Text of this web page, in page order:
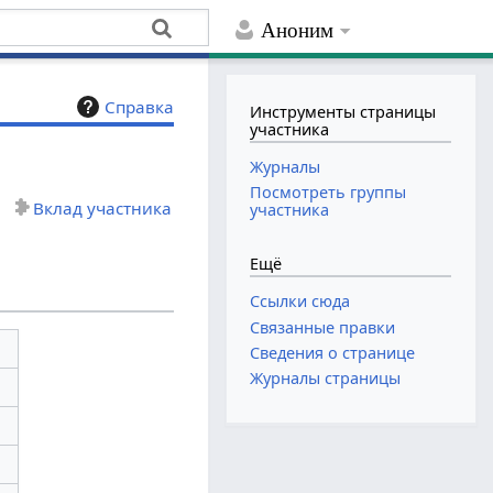
Аноним
Справка
Вклад участника
Инструменты страницы
участника
Журналы
Посмотреть группы
участника
Ещё
Ссылки сюда
Связанные правки
Сведения о странице
Журналы страницы